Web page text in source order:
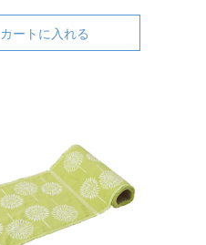
カートに入れる